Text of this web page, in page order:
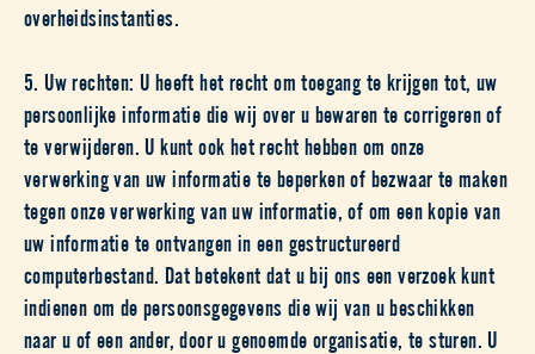
overheidsinstanties.
5. Uw rechten: U heeft het recht om toegang te krijgen tot, uw
persoonlijke informatie die wij over u bewaren te corrigeren of
te verwijderen. U kunt ook het recht hebben om onze
verwerking van uw informatie te beperken of bezwaar te maken
tegen onze verwerking van uw informatie, of om een kopie van
uw informatie te ontvangen in een gestructureerd
computerbestand. Dat betekent dat u bij ons een verzoek kunt
indienen om de persoonsgegevens die wij van u beschikken
naar u of een ander, door u genoemde organisatie, te sturen. U